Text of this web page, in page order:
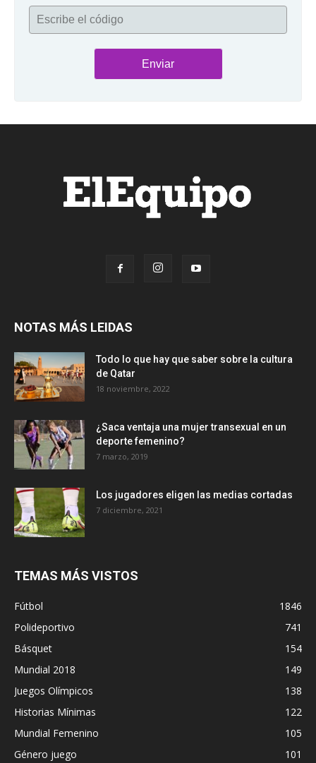
Escribe el código
NOTAS MÁS LEIDAS
Todo lo que hay que saber sobre la cultura
de Qatar
18 noviembre, 2022
¿Saca ventaja una mujer transexual en un
deporte femenino?
7 marzo, 2019
Los jugadores eligen las medias cortadas
7 diciembre, 2021
TEMAS MÁS VISTOS
Fútbol
1846
Polideportivo
741
Básquet
154
Mundial 2018
149
Juegos Olímpicos
138
Historias Mínimas
122
Mundial Femenino
105
Género juego
101